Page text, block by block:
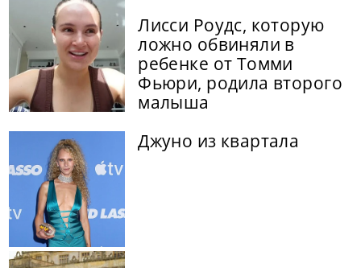
Лисси Роудс, которую
ложно обвиняли в
ребенке от Томми
Фьюри, родила второго
малыша
Джуно из квартала